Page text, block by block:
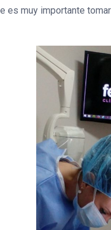
muy importante